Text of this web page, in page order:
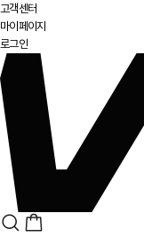
고객센터
마이페이지
로그인